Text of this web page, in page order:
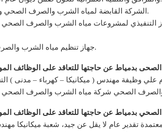
الشركة القابضة لمياه الشرب والصرف الصحي وشركاتها التابعة بالمحافظات.
التنفيذي لمشروعات مياه الشرب والصرف
جهاز تنظيم مياه الشرب والصرف الصحي وحماية المستهلك.
علي وظيفة مهندس ( ميكانيكا – كهرباء – مدنى )
والصرف الصحي شركة مياه الشرب والصرف الصحي